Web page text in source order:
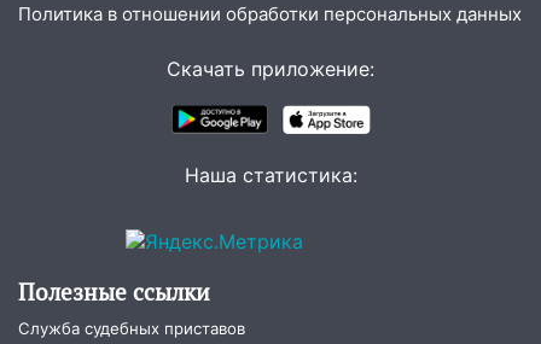
наркодилеров, снабжавших две области
Вынесли приговор дебоширам,
Ульяновская полиция получила
один из шести уникальных автомобилей
Жара отступит: какой будет
06:10
Двое мигрантов изнасиловали 13-
летнюю девочку в центре Ульяновска
Политика в отношении обработки персональных данных
Скачать приложение:
Наша статистика:
Полезные ссылки
Служба судебных приставов